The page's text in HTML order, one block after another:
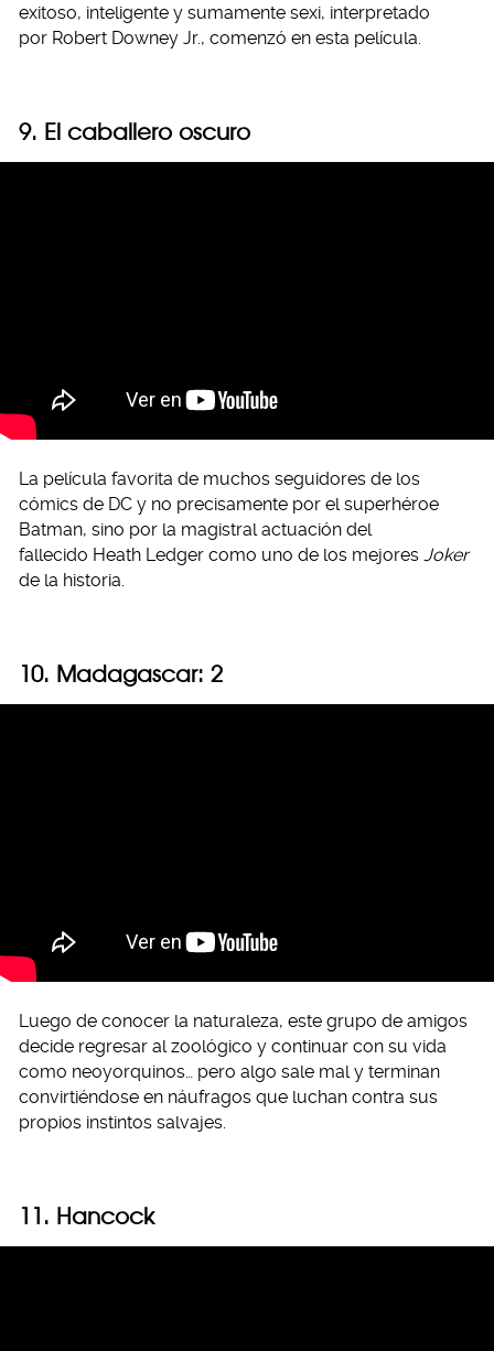
exitoso, inteligente y sumamente sexi, interpretado
por Robert Downey Jr., comenzó en esta película.
9. El caballero oscuro
La película favorita de muchos seguidores de los
cómics de DC y no precisamente por el superhéroe
Batman, sino por la magistral actuación del
fallecido Heath Ledger como uno de los mejores Joker
de la historia.
10. Madagascar: 2
Luego de conocer la naturaleza, este grupo de amigos
decide regresar al zoológico y continuar con su vida
como neoyorquinos… pero algo sale mal y terminan
convirtiéndose en náufragos que luchan contra sus
propios instintos salvajes.
11. Hancock